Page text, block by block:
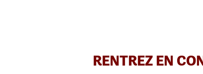
RENTREZ EN